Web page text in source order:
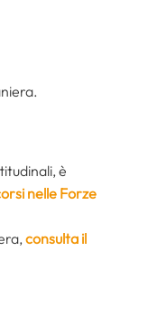
è
nelle Forze
consulta il